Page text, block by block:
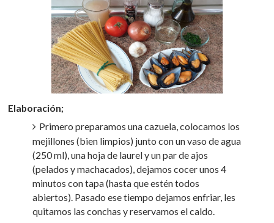
Elaboración;
Primero preparamos una cazuela, colocamos los
mejillones (bien limpios) junto con un vaso de agua
(250 ml), una hoja de laurel y un par de ajos
(pelados y machacados), dejamos cocer unos 4
minutos con tapa (hasta que estén todos
abiertos). Pasado ese tiempo dejamos enfriar, les
quitamos las conchas y reservamos el caldo.